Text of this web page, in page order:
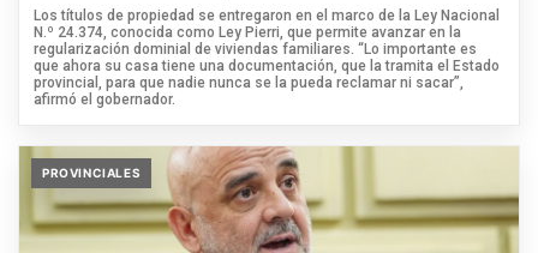
Los títulos de propiedad se entregaron en el marco de la Ley Nacional
N.º 24.374, conocida como Ley Pierri, que permite avanzar en la
regularización dominial de viviendas familiares. “Lo importante es
que ahora su casa tiene una documentación, que la tramita el Estado
provincial, para que nadie nunca se la pueda reclamar ni sacar”,
afirmó el gobernador.
PROVINCIALES